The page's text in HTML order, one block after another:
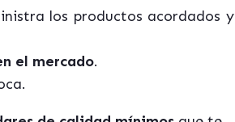
los productos acordados y
el mercado.